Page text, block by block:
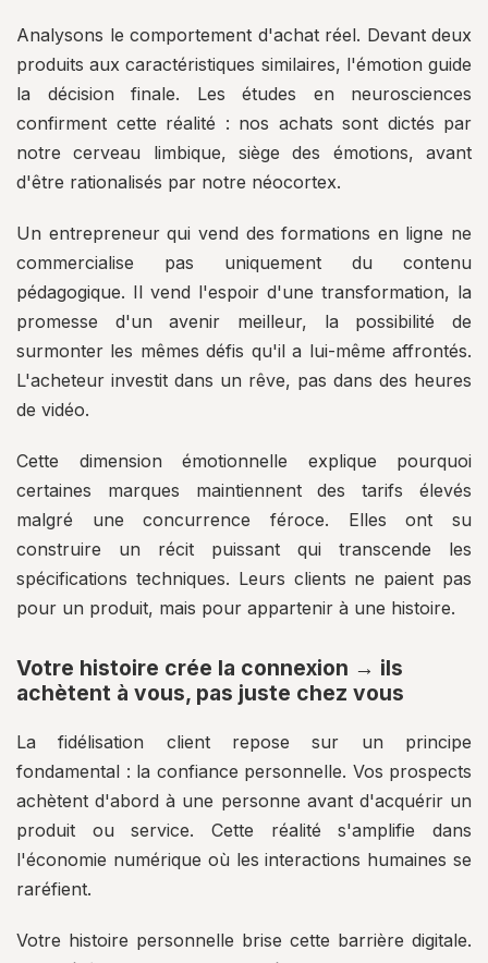
Analysons le comportement d'achat réel. Devant deux
produits aux caractéristiques similaires, l'émotion guide
la décision finale. Les études en neurosciences
confirment cette réalité : nos achats sont dictés par
notre cerveau limbique, siège des émotions, avant
d'être rationalisés par notre néocortex.
Un entrepreneur qui vend des formations en ligne ne
commercialise pas uniquement du contenu
pédagogique. Il vend l'espoir d'une transformation, la
promesse d'un avenir meilleur, la possibilité de
surmonter les mêmes défis qu'il a lui-même affrontés.
L'acheteur investit dans un rêve, pas dans des heures
de vidéo.
Cette dimension émotionnelle explique pourquoi
certaines marques maintiennent des tarifs élevés
malgré une concurrence féroce. Elles ont su
construire un récit puissant qui transcende les
spécifications techniques. Leurs clients ne paient pas
pour un produit, mais pour appartenir à une histoire.
Votre histoire crée la connexion → ils
achètent à vous, pas juste chez vous
La fidélisation client repose sur un principe
fondamental : la confiance personnelle. Vos prospects
achètent d'abord à une personne avant d'acquérir un
produit ou service. Cette réalité s'amplifie dans
l'économie numérique où les interactions humaines se
raréfient.
Votre histoire personnelle brise cette barrière digitale.